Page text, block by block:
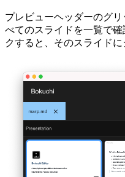
プレビューヘッダーのグ
べてのスライドを一覧で
クすると、そのスライドに